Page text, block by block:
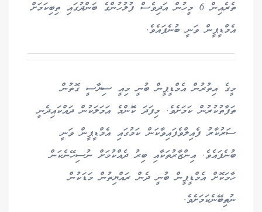
ތެރެއިން 6 މީހުން އަދިވެސް ފުލުހުންގެ ބަންދުގައި ތިބިކަމަށް
އެމްޑީޕީން ވަނީ ބުނެފައެވެ.
މީގެ އިތުރުން އެމްޑީޕީން ބުނީ މިއީ ސިޔާސީ ގޮތުން
ތަފާތުކުރުން ކަމަށެވެ. މިފަދަ ކޮންމެ އަމަލަކުން ދައްކައިދެނީ
ސަރުކާރު ފެއިލްވެފައިވާކަން ކަމުގައި އެމްޑީޕީން ވަނީ
ބުނެފައެވެ. އިންޒާރުތަކާއި ބިރު ދެއްކުމަށް ނުސިހޭނެކަން
ހާމަކޮށް އެމްޑީޕީން ބުނީ ދެން ރައްޔިތުން މަޑަކުން
ނުތިބޭނެކަމަށެވެ.